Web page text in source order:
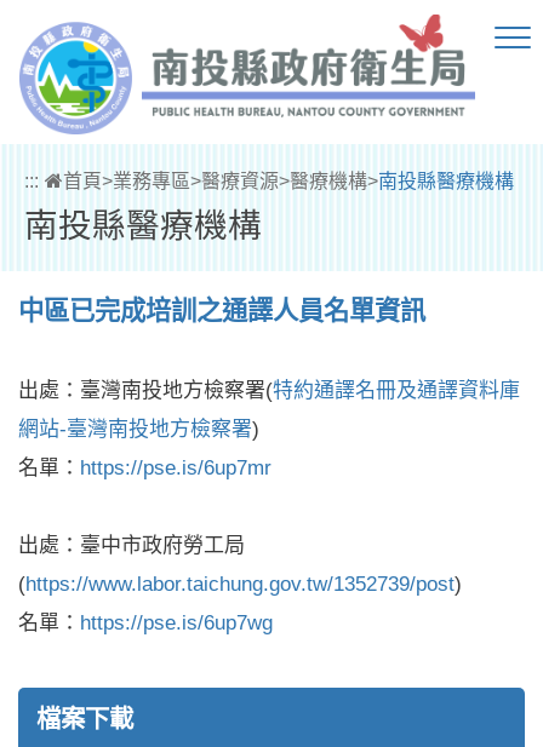
::: 首頁>業務專區>醫療資源>醫療機構>南投縣醫療機構
南投縣醫療機構
中區已完成培訓之通譯人員名單資訊
出處：臺灣南投地方檢察署(特約通譯名冊及通譯資料庫
網站-臺灣南投地方檢察署)
名單： https://pse.is/6up7mr
出處：臺中市政府勞工局
(https://www.labor.taichung.gov.tw/1352739/post)
名單： https://pse.is/6up7wg
檔案下載